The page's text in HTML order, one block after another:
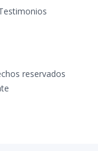
reservados